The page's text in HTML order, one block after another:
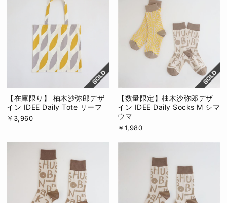
【在庫限り】 柚木沙弥郎デザ
イン IDEE Daily Tote リーフ
￥3,960
【数量限定】柚木沙弥郎デザ
イン IDEE Daily Socks M シマ
ウマ
￥1,980